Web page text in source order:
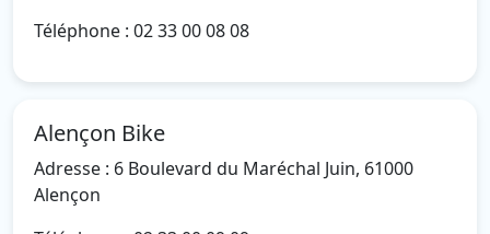
Téléphone : 02 33 00 08 08
Alençon Bike
Adresse : 6 Boulevard du Maréchal Juin, 61000
Alençon